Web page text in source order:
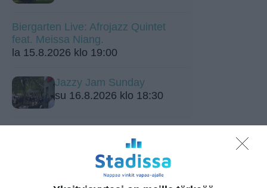
Biergarten Live: Afrojazz Quintet
feat. Meissa Niang.
la 15.8.2026 klo 19:00
Jazzy Jam Sunday
su 16.8.2026 klo 18:30